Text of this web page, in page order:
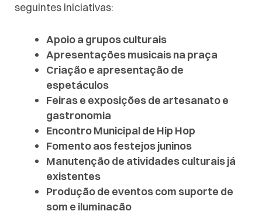
seguintes iniciativas:
Apoio a grupos culturais
Apresentações musicais na praça
Criação e apresentação de
espetáculos
Feiras e exposições de artesanato e
gastronomia
Encontro Municipal de Hip Hop
Fomento aos festejos juninos
Manutenção de atividades culturais já
existentes
Produção de eventos com suporte de
som e iluminação